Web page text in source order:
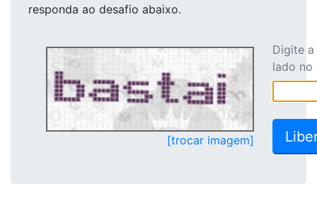
responda ao desafio abaixo.
[trocar imagem]
Digite
lado no